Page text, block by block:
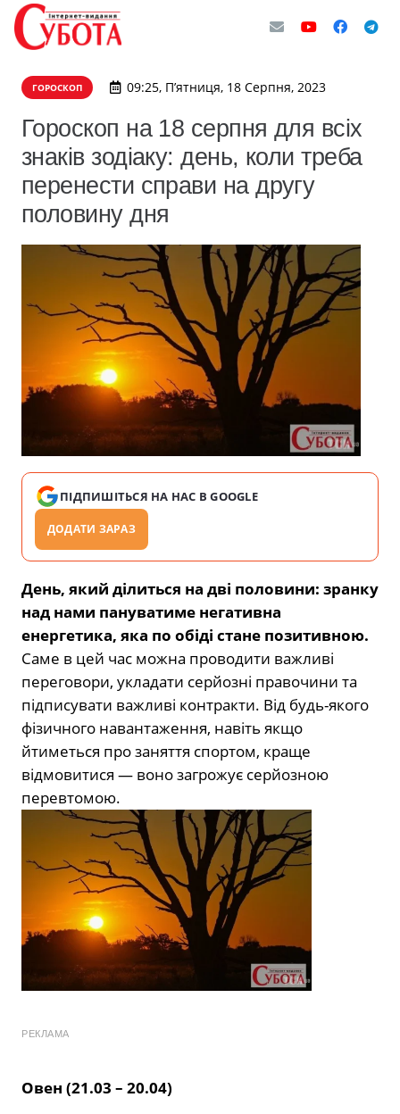
ГОРОСКОП 09:25, П’ятниця, 18 Серпня, 2023
Гороскоп на 18 серпня для всіх
знаків зодіаку: день, коли треба
перенести справи на другу
половину дня
ПІДПИШІТЬСЯ НА НАС В GOOGLE
ДОДАТИ ЗАРАЗ
День, який ділиться на дві половини: зранку
над нами пануватиме негативна
енергетика, яка по обіді стане позитивною.
Саме в цей час можна проводити важливі
переговори, укладати серйозні правочини та
підписувати важливі контракти. Від будь-якого
фізичного навантаження, навіть якщо
йтиметься про заняття спортом, краще
відмовитися — воно загрожує серйозною
перевтомою.
РЕКЛАМА
Овен (21.03 – 20.04)